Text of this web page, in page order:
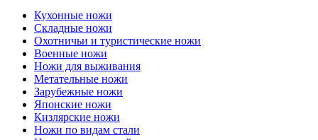
Кухонные ножи
Складные ножи
Охотничьи и туристические ножи
Военные ножи
Ножи для выживания
Метательные ножи
Зарубежные ножи
Японские ножи
Кизлярские ножи
Ножи по видам стали